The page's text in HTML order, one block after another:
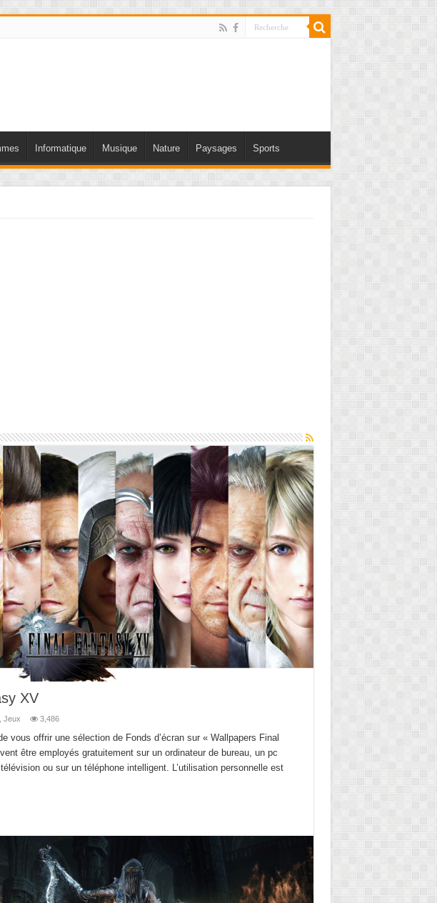
Informatique Musique Nature Paysages Sports
XV
Jeux 3,486
vous offrir une sélection de Fonds d’écran sur « Wallpapers Final
être employés gratuitement sur un ordinateur de bureau, un pc
ou sur un téléphone intelligent. L’utilisation personnelle est